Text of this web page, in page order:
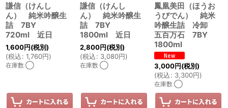
謙信（けんし
ん） 純米吟醸生
詰 7BY
720ml 近日
1,600円(税別)
(税込: 1,760円)
在庫数 ◯
謙信（けんし
ん） 純米吟醸生
詰 7BY
1800ml 近日
2,800円(税別)
(税込: 3,080円)
在庫数 ◯
鳳凰美田（ほうお
うびでん） 純米
吟醸生詰 冷卸
五百万石 7BY
1800ml
3,000円(税別)
(税込: 3,300円)
在庫数 ◯